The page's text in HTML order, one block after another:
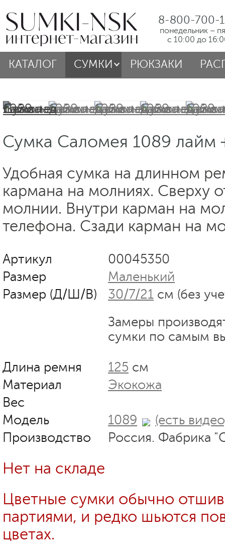
8-800-700-
понедельник –
с 10:00 до
КАТАЛОГ СУМКИ РЮКЗАКИ
Сумка Саломея 1089 лайм
Удобная сумка на длинном
кармана на молниях. Сверху
молнии. Внутри карман на
телефона. Сзади карман на
Артикул
00045350
Размер
Маленький
Размер (Д/Ш/В)
30/7/21 см (без
Замеры
сумки по самым
Длина ремня 125 см
Материал
Экокожа
Вес
Модель
1089
(есть
Производство
Россия. Фабрика
Нет на складе
Цветные сумки обычно
партиями, и редко шьются
цветах.